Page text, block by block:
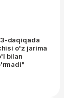
daqiqada
o'z jarima
bilan